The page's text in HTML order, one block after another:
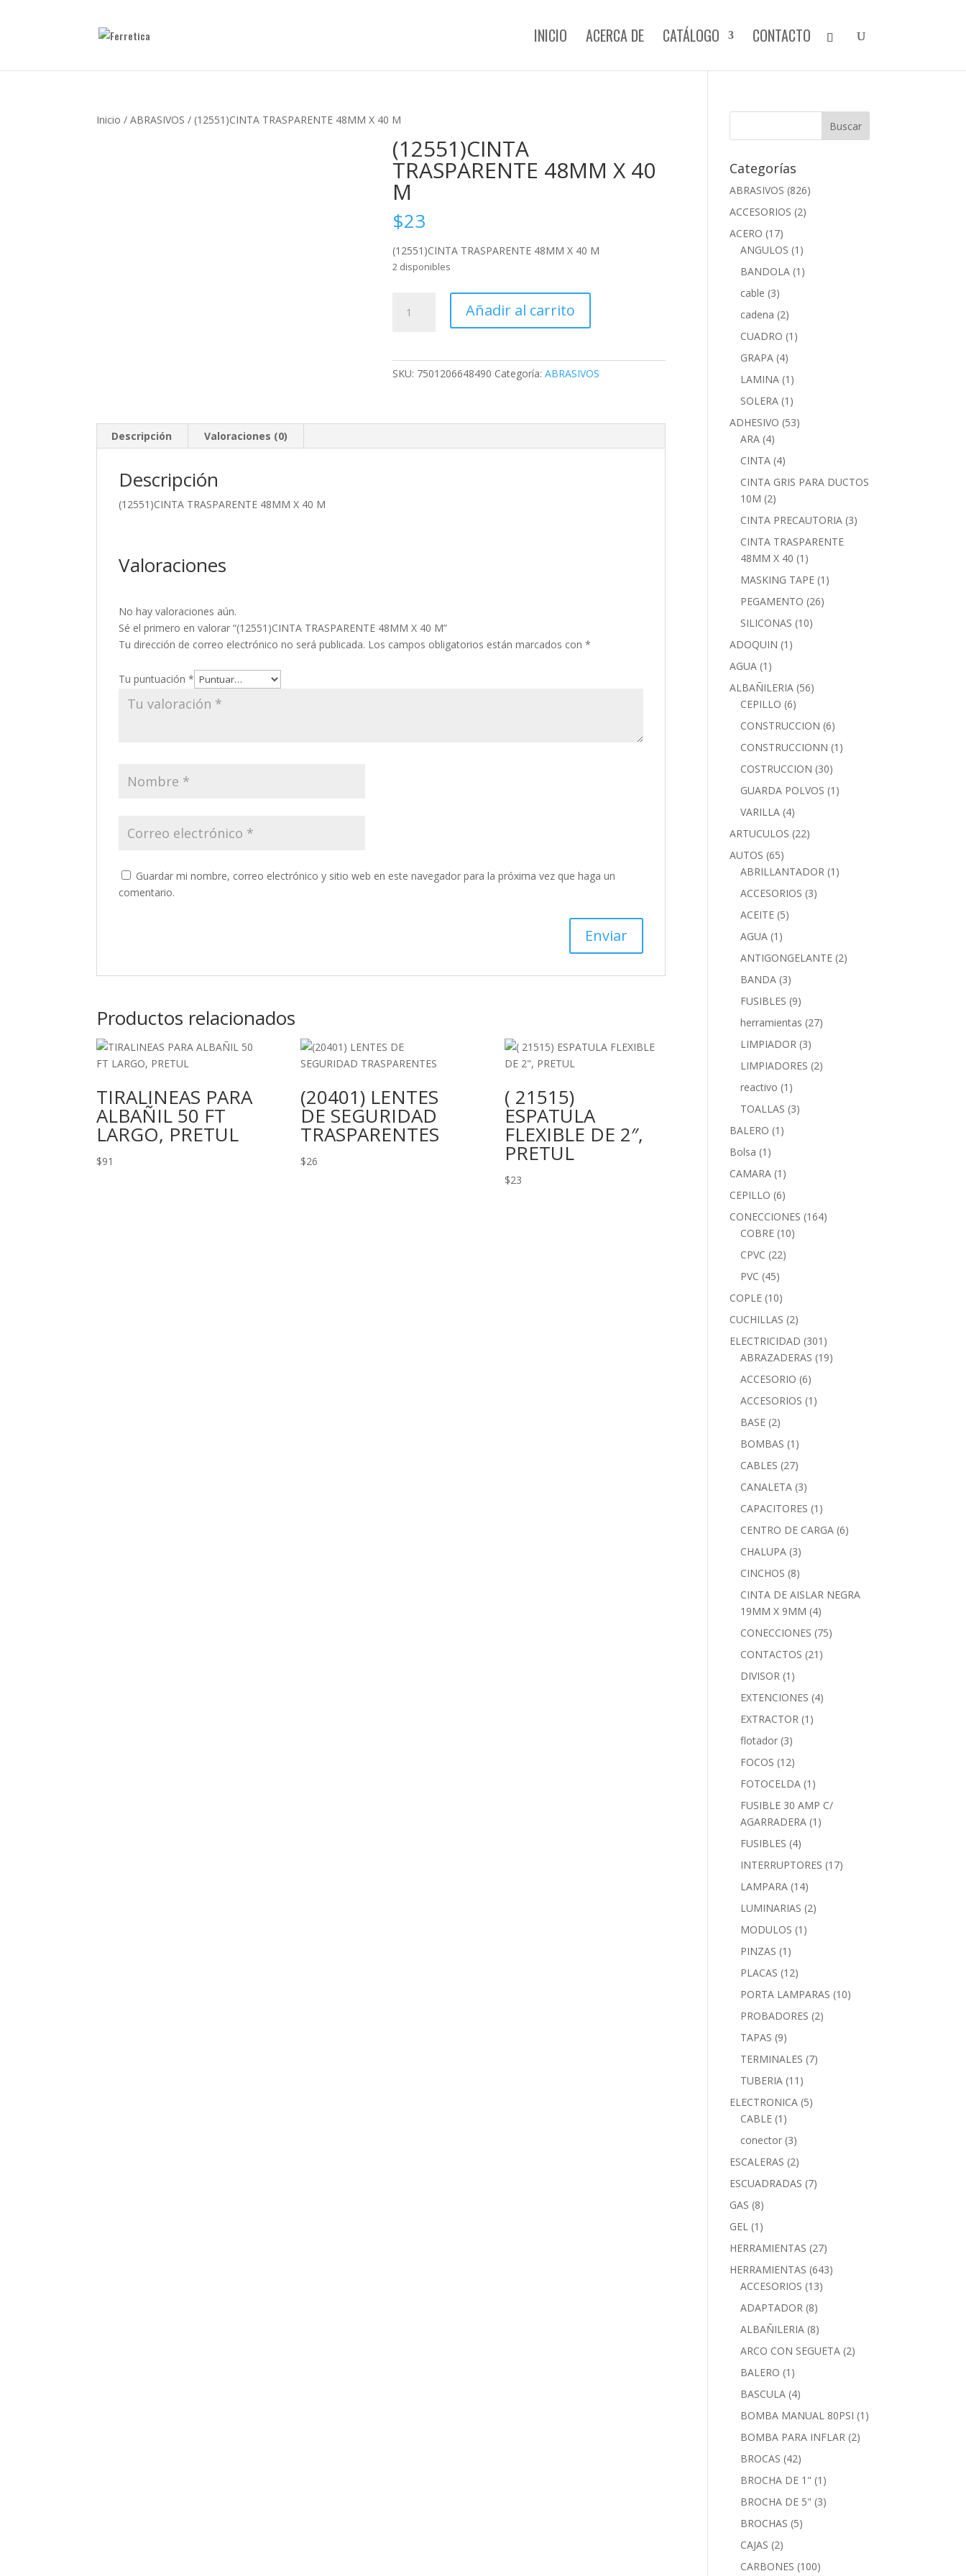
INICIO ACERCA DE CATÁLOGO CONTACTO
Inicio /ABRASIVOS / (12551)CINTA TRASPARENTE 48MM X 40 M
(12551)CINTA
TRASPARENTE 48MM X 40
M
$23
(12551)CINTA TRASPARENTE 48MM X 40 M
2 disponibles
TRASPARENTE
Añadir al carrito
SKU: 7501206648490 Categoría:ABRASIVOS
Descripción Valoraciones (0)
Descripción
(12551)CINTA TRASPARENTE 48MM X 40 M
Valoraciones
No hay valoraciones aún.
Sé el primero en valorar “(12551)CINTA TRASPARENTE 48MM X 40 M”
Tu dirección de correo electrónico no será publicada. Los campos obligatorios están marcados con*
Tu puntuación*
Guardar mi nombre, correo electrónico y sitio web en este navegador para la próxima vez que haga un
comentario.
Productos relacionados
TIRALINEAS PARA
ALBAÑIL 50 FT
LARGO, PRETUL
$91
(20401) LENTES
DE SEGURIDAD
TRASPARENTES
$26
( 21515)
ESPATULA
FLEXIBLE DE 2″,
PRETUL
$23
Categorías
ABRASIVOS (826)
ACCESORIOS (2)
ACERO (17)
ANGULOS (1)
BANDOLA (1)
cable (3)
cadena (2)
CUADRO (1)
GRAPA (4)
LAMINA (1)
SOLERA (1)
ADHESIVO (53)
ARA (4)
CINTA (4)
CINTA GRIS PARA DUCTOS
10M (2)
CINTA PRECAUTORIA (3)
CINTA TRASPARENTE
48MM X 40 (1)
MASKING TAPE (1)
PEGAMENTO (26)
SILICONAS (10)
ADOQUIN (1)
AGUA (1)
ALBAÑILERIA (56)
CEPILLO (6)
CONSTRUCCION (6)
CONSTRUCCIONN (1)
COSTRUCCION (30)
GUARDA POLVOS (1)
VARILLA (4)
ARTUCULOS (22)
AUTOS (65)
ABRILLANTADOR (1)
ACCESORIOS (3)
ACEITE (5)
AGUA (1)
ANTIGONGELANTE (2)
BANDA (3)
FUSIBLES (9)
herramientas (27)
LIMPIADOR (3)
LIMPIADORES (2)
reactivo (1)
TOALLAS (3)
BALERO (1)
Bolsa (1)
CAMARA (1)
CEPILLO (6)
CONECCIONES (164)
COBRE (10)
CPVC (22)
PVC (45)
COPLE (10)
CUCHILLAS (2)
ELECTRICIDAD (301)
ABRAZADERAS (19)
ACCESORIO (6)
ACCESORIOS (1)
BASE (2)
BOMBAS (1)
CABLES (27)
CANALETA (3)
CAPACITORES (1)
CENTRO DE CARGA (6)
CHALUPA (3)
CINCHOS (8)
CINTA DE AISLAR NEGRA
19MM X 9MM (4)
CONECCIONES (75)
CONTACTOS (21)
DIVISOR (1)
EXTENCIONES (4)
EXTRACTOR (1)
flotador (3)
FOCOS (12)
FOTOCELDA (1)
FUSIBLE 30 AMP C/
AGARRADERA (1)
FUSIBLES (4)
INTERRUPTORES (17)
LAMPARA (14)
LUMINARIAS (2)
MODULOS (1)
PINZAS (1)
PLACAS (12)
PORTA LAMPARAS (10)
PROBADORES (2)
TAPAS (9)
TERMINALES (7)
TUBERIA (11)
ELECTRONICA (5)
CABLE (1)
conector (3)
ESCALERAS (2)
ESCUADRADAS (7)
GAS (8)
GEL (1)
HERRAMIENTAS (27)
HERRAMIENTAS (643)
ACCESORIOS (13)
ADAPTADOR (8)
ALBAÑILERIA (8)
ARCO CON SEGUETA (2)
BALERO (1)
BASCULA (4)
BOMBA MANUAL 80PSI (1)
BOMBA PARA INFLAR (2)
BROCAS (42)
BROCHA DE 1" (1)
BROCHA DE 5" (3)
BROCHAS (5)
CAJAS (2)
CARBONES (100)